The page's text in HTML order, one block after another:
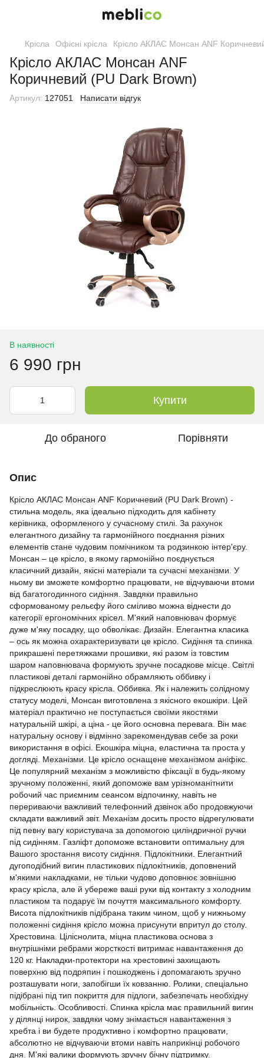
Крісла Офісні крісла Крісло АКЛАС Монсан ANF
Крісло АКЛАС Монсан ANF
Коричневий (PU Dark Brown)
Артикул: 127051 Написати відгук
В наявності
6 990 грн
Купити
До обраного Порівняти
Опис
Крісло АКЛАС Монсан ANF Коричневий (PU Dark Brown) -
стильна модель, яка ідеально підходить для кабінету
керівника, оформленого у сучасному стилі. За рахунок
елегантного дизайну та гармонійного поєднання різних
елементів стане чудовим помічником та родзинкою інтер'єру.
Монсан – це крісло, в якому гармонійно поєднується
класичний дизайн, якісні матеріали та сучасні механізми. У
ньому ви зможете комфортно працювати, не відчуваючи втоми
від багатогодинного сидіння. Завдяки правильно
сформованому рельєфу його сміливо можна віднести до
категорії ергономічних крісел. М'який наповнювач формує
дуже м'яку посадку, що обволікає. Дизайн. Елегантна класика
– ось як можна охарактеризувати це крісло. Сидіння та спинка
прикрашені перетяжками прошивки, які разом із товстим
шаром наповнювача формують зручне посадкове місце. Світлі
пластикові деталі гармонійно обрамляють оббивку і
підкреслюють красу крісла. Оббивка. Як і належить солідному
статусу моделі, Монсан виготовлена з якісного екошкіри. Цей
матеріал практично не поступається своїми якостями
натуральній шкірі, а ціна - це його основна перевага. Він має
натуральну основу і відмінно зарекомендував себе за роки
використання в офісі. Екошкіра міцна, еластична та проста у
догляді. Механізми. Це крісло оснащене механізмом аніфікс.
Це популярний механізм з можливістю фіксації в будь-якому
зручному положенні, який допоможе вам урізноманітнити
робочий час приємним сеансом відпочинку, навіть не
перериваючи важливий телефонний дзвінок або продовжуючи
складати важливий звіт. Механізм досить просто відрегулювати
під певну вагу користувача за допомогою циліндричної ручки
під сидінням. Газліфт допоможе встановити оптимальну для
Вашого зростання висоту сидіння. Підлокітники. Елегантний
дугоподібний вигин пластикових підлокітників, доповнений
м'якими накладками, не тільки чудово доповнює зовнішню
красу крісла, але й убереже ваші руки від контакту з холодним
пластиком та подарує їм почуття максимального комфорту.
Висота підлокітників підібрана таким чином, щоб у нижньому
положенні сидіння крісло можна присунути впритул до столу.
Хрестовина. Ціліснолита, міцна пластикова основа з
внутрішніми ребрами жорсткості витримає навантаження до
120 кг. Накладки-протектори на хрестовині захищають
поверхню від подряпин і пошкоджень і допомагають зручно
розташувати ноги, запобігши їх ковзанню. Ролики, спеціально
підібрані під тип покриття для підлоги, забезпечать необхідну
мобільність. Особливості. Спинка крісла має правильний вигин
у ділянці нирок, завдяки чому знімається навантаження з
хребта і ви будете продуктивно і комфортно працювати,
абсолютно не відчуваючи втоми навіть наприкінці робочого
дня. М'які валики формують зручну бічну підтримку.